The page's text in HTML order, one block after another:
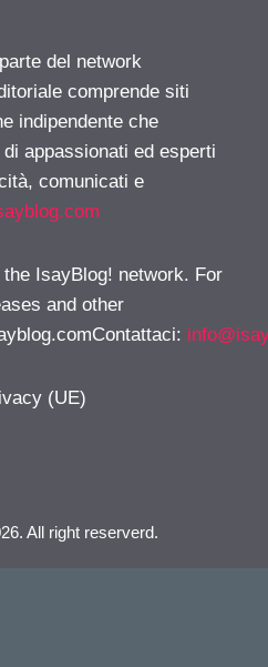
del network
comprende siti
indipendente che
appassionati ed esperti
comunicati e
IsayBlog! network. For
and other
:
(UE)
All right reserverd.